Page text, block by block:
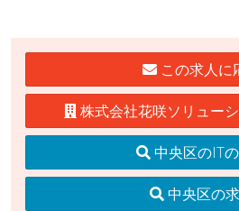
この求人に
株式会社花咲ソリュー
中央区のIT
中央区の